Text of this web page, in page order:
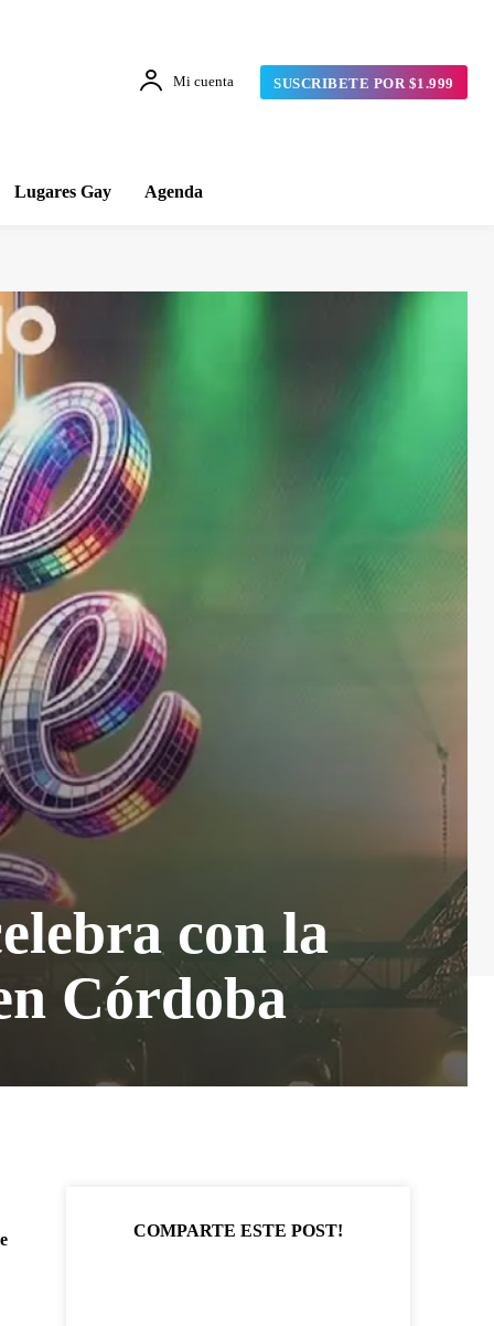
Mi cuenta SUSCRIBETE POR $1.999
Lugares Gay Agenda
con la
Córdoba
COMPARTE ESTE POST!